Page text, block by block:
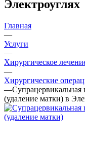
Электроуглях
Главная
—
Услуги
—
Хирургическое
—
Хирургические
—Супрацервикальная
(удаление матки) в